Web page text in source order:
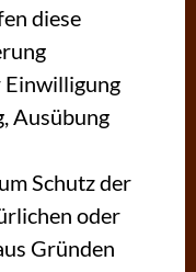
diese
Einwilligung
Ausübung
Schutz der
oder
Gründen